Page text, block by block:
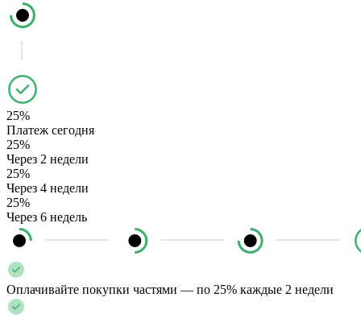
25%
Платеж сегодня
25%
Через 2 недели
25%
Через 4 недели
25%
Через 6 недель
Оплачивайте покупки частями — по 25% каждые 2 недели